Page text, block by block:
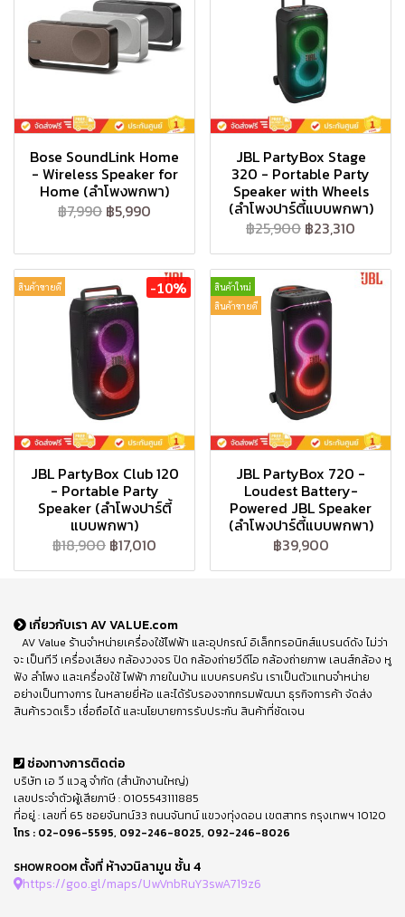
Bose SoundLink Home
- Wireless Speaker for
Home (ลำโพงพกพา)
฿7,990 ฿5,990
JBL PartyBox Stage
320 - Portable Party
Speaker with Wheels
(ลำโพงปาร์ตี้แบบพกพา)
฿25,900 ฿23,310
สินค้าขายดี -10%
JBL PartyBox Club 120
- Portable Party
Speaker (ลำโพงปาร์ตี้
แบบพกพา)
฿18,900 ฿17,010
สินค้าใหม่
สินค้าขายดี
JBL PartyBox 720 -
Loudest Battery-
Powered JBL Speaker
(ลำโพงปาร์ตี้แบบพกพา)
฿39,900
เกี่ยวกับเรา AV VALUE.com
AV Value ร้านจำหน่ายเครื่องใช้ไฟฟ้า และอุปกรณ์ อิเล็กทรอนิกส์แบรนด์ดัง ไม่ว่า
จะ เป็นทีวี เครื่องเสียง กล้องวงจร ปิด กล้องถ่ายวีดีโอ กล้องถ่ายภาพ เลนส์กล้อง หู
ฟัง ลำโพง และเครื่องใช้ ไฟฟ้า ภายในบ้าน แบบครบครัน เราเป็นตัวแทนจำหน่าย
อย่างเป็นทางการ ในหลายยี่ห้อ และได้รับรองจากกรมพัฒนา ธุรกิจการค้า จัดส่ง
สินค้ารวดเร็ว เชื่อถือได้ และนโยบายการรับประกัน สินค้าที่ชัดเจน
ช่องทางการติดต่อ
บริษัท เอ วี แวลู จำกัด (สำนักงานใหญ่)
เลขประจำตัวผู้เสียภาษี : 0105543111885
ที่อยู่ : เลขที่ 65 ซอยจันทน์33 ถนนจันทน์ แขวงทุ่งดอน เขตสาทร กรุงเทพฯ 10120
โทร : 02-096-5595, 092-246-8025, 092-246-8026
SHOWROOM ตั้งที่ ห้างวนิลามูน ชั้น 4
https://goo.gl/maps/UwVnbRuY3swA719z6